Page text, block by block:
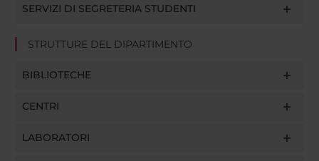
SERVIZI DI SEGRETERIA STUDENTI
STRUTTURE DEL DIPARTIMENTO
BIBLIOTECHE
CENTRI
LABORATORI